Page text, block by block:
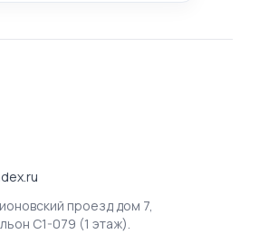
проезд дом 7,
С1-079 (1 этаж).